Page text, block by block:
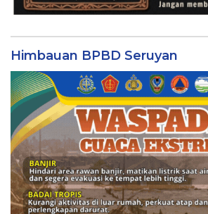
Himbauan BPBD Seruyan